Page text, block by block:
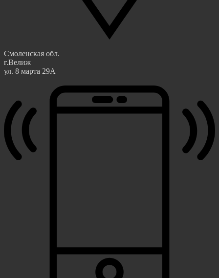
Смоленская обл.
г.Велиж
ул. 8 марта 29А